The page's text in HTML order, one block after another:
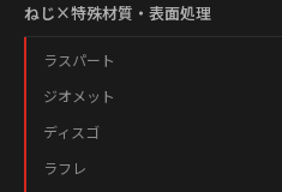
ねじ×特殊材質・表面処理
ラスパート
ジオメット
ディスゴ
ラフレ